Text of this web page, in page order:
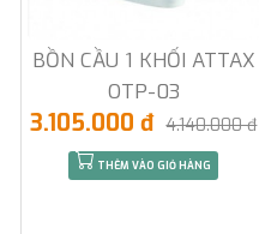
BỒN CẦU 1 KHỐI ATTAX
OTP-03
3.105.000 đ 4.140.000 đ
THÊM VÀO GIỎ HÀNG